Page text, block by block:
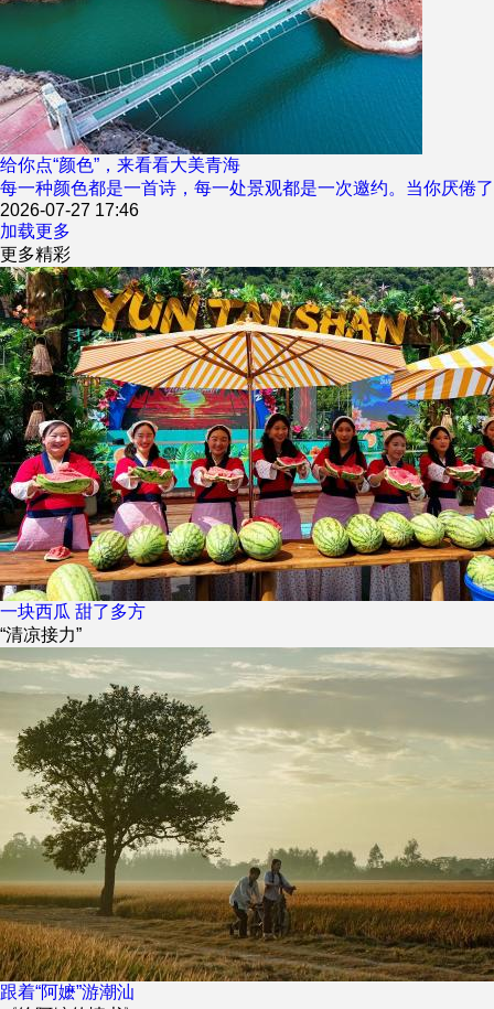
给你点“颜色”，来看看大美青海
每一种颜色都是一首诗，每一处景观都是一次邀约。当你厌倦
2026-07-27 17:46
加载更多
更多精彩
一块西瓜 甜了多方
“清凉接力”
跟着“阿嬷”游潮汕